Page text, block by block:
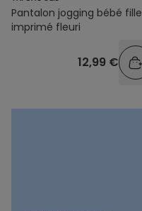
Pantalon jogging bébé fille
imprimé fleuri
12,99 €